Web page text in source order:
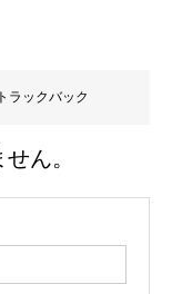
ラックバック
ん。